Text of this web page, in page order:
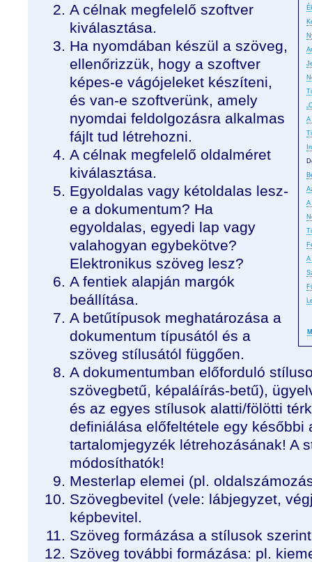
A
A
A
A célnak megfelelő szoftver
kiválasztása.
Ha nyomdában készül a szöveg,
ellenőrizzük, hogy a szoftver
képes-e vágójeleket készíteni,
és van-e szoftverünk, amely
nyomdai feldolgozásra alkalmas
fájlt tud létrehozni.
A célnak megfelelő oldalméret
kiválasztása.
Egyoldalas vagy kétoldalas lesz-
e a dokumentum? Ha
egyoldalas, egyedi lap vagy
valahogyan egybekötve?
Elektronikus szöveg lesz?
A fentiek alapján margók
beállítása.
A betűtípusok meghatározása a
dokumentum típusától és a
szöveg stílusától függően.
A dokumentumban előforduló
szövegbetű, képaláírás-betű),
és az egyes stílusok alatti/fölötti
definiálása előfeltétele egy későbbi
tartalomjegyzék létrehozásának! A
módosíthatók!
Mesterlap elemei (pl.
Szövegbevitel (vele: lábjegyzet,
képbevitel.
Szöveg formázása a stílusok
Szöveg további formázása: pl.